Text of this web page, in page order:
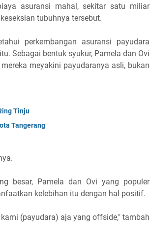
asuransi mahal, sekitar satu miliar
tubuhnya tersebut.
perkembangan asuransi payudara
Sebagai bentuk syukur, Pamela dan Ovi
meyakini payudaranya asli, bukan
Tinju
Tangerang
besar, Pamela dan Ovi yang populer
kelebihan itu dengan hal positif.
(payudara) aja yang offside," tambah